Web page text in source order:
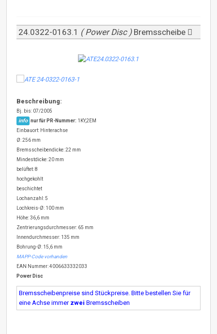
24.0322-0163.1 ( Power Disc ) Bremsscheibe
Beschreibung:
Bj. bis: 07/2005
info nur für PR-Nummer: 1KY,2EM
Einbauort: Hinterachse
Ø: 256 mm
Bremsscheibendicke: 22 mm
Mindestdicke: 20 mm
belüftet: 8
hochgekohlt
beschichtet
Lochanzahl: 5
Lochkreis-Ø: 100 mm
Höhe: 36,6 mm
Zentrierungsdurchmesser: 65 mm
Innendurchmesser: 135 mm
Bohrung-Ø: 15,6 mm
MAPP-Code vorhanden
EAN Nummer: 4006633332033
Power Disc
Bremsscheibenpreise sind Stückpreise. Bitte bestellen Sie für
eine Achse immer zwei Bremsscheiben